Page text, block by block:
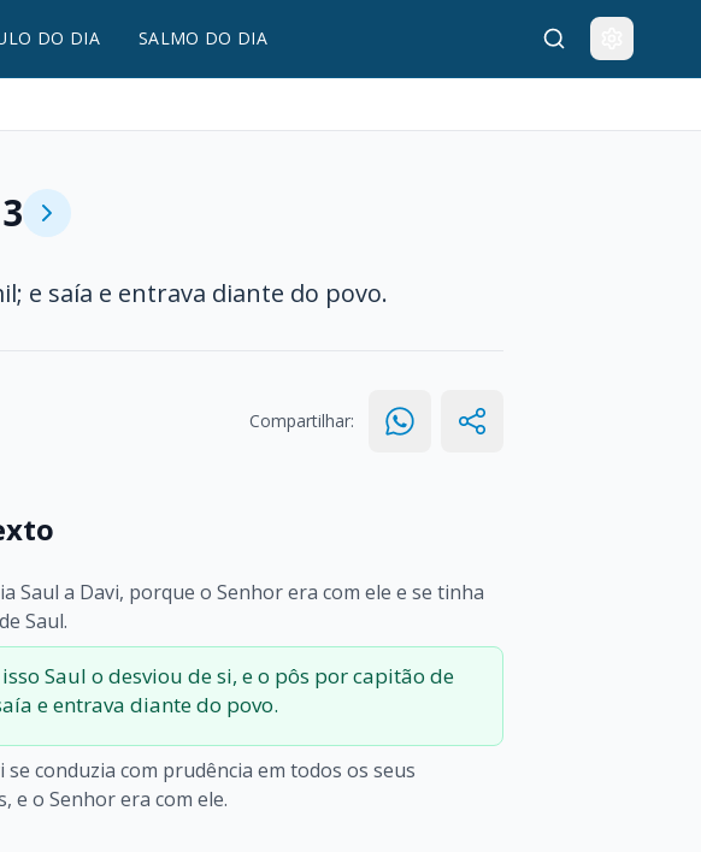
DO DIA SALMO DO DIA
e saía e entrava diante do povo.
Compartilhar:
Saul a Davi, porque o Senhor era com ele e se tinha
Saul.
Saul o desviou de si, e o pôs por capitão de
e entrava diante do povo.
se conduzia com prudência em todos os seus
e o Senhor era com ele.